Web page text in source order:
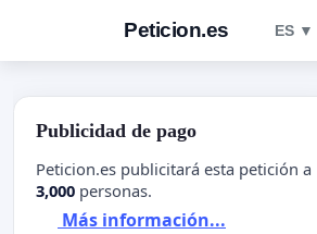
Peticion.es ES ▼
Publicidad de pago
Peticion.es publicitará esta petición a
3,000 personas.
Más información...